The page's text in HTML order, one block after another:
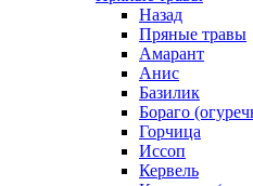
Назад
Пряные травы
Амарант
Анис
Базилик
Бораго
Горчица
Иссоп
Кервель